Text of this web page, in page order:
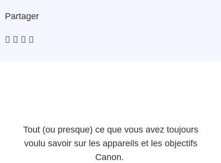
Partager
Tout (ou presque) ce que vous avez toujours
voulu savoir sur les appareils et les objectifs
Canon.